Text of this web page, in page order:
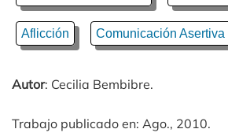
Aflicción Comunicación
Autor: Cecilia Bembibre.
Trabajo publicado en: Ago., 2010.